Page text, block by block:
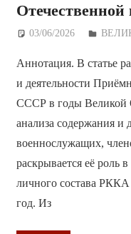
03/06/2026
Аннотация. В статье
и деятельности
СССР в годы Великой
анализа содержания
военнослужащих,
раскрывается её роль
личного состава
год. Из